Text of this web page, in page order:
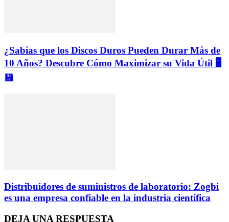
¿Sabías que los Discos Duros Pueden Durar Más de
10 Años? Descubre Cómo Maximizar su Vida Útil 🖥️
💾
Distribuidores de suministros de laboratorio: Zogbi
es una empresa confiable en la industria científica
DEJA UNA RESPUESTA